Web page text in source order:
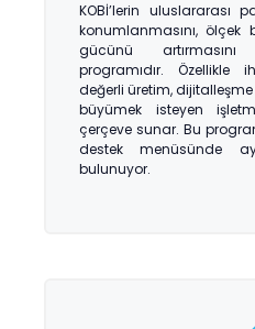
KOBİ’lerin
konumlanmasını, ölçek
gücünü
programıdır. Özellikle
değerli üretim,
büyümek isteyen
çerçeve sunar. Bu
destek menüsünde
bulunuyor.